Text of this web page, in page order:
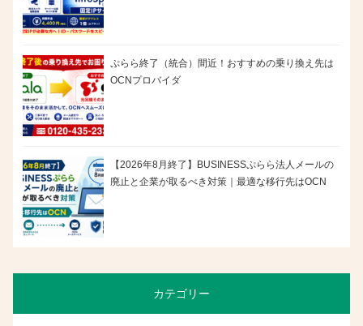
ぷらら終了（統合）間近！おすすめの乗り換え先は
OCNプロバイダ
【2026年8月終了】BUSINESSぷらら法人メールの
廃止と企業が取るべき対策｜最適な移行先はOCN
カテゴリー